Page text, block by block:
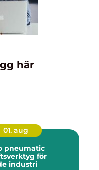
här
01. aug
pneumatic
för
industri